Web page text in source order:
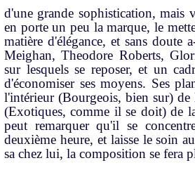
d'une grande sophistication, mais
en porte un peu la marque, le
matière d'élégance, et sans doute
Meighan, Theodore Roberts,
sur lesquels se reposer, et un
d'économiser ses moyens. Ses
l'intérieur (Bourgeois, bien sur)
(Exotiques, comme il se doit) de
peut remarquer qu'il se
deuxième heure, et laisse le soin
sa chez lui, la composition se fera